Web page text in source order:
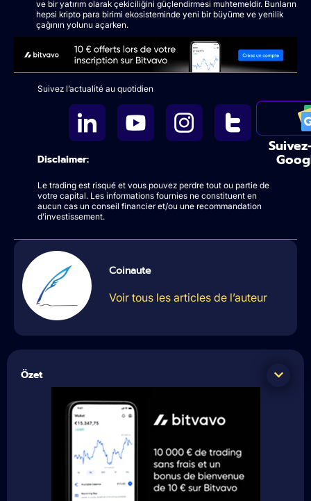
ve bir yatırım olarak çekiciliğini güçlendirmesi muhtemeldir. Bunların
hepsi kripto para birimi ekosisteminde yeni bir büyüme ve yenilik
çağının yolunu açarken.
Suivez l’actualité au quotidien
Disclaimer:
Le trading est risqué et vous pouvez perdre tout ou partie de
votre capital. Les informations fournies ne constituent en
aucun cas un conseil financier et/ou une recommandation
d’investissement.
Coinaute
Voir tous les articles de l’auteur
Özet